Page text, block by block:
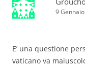
9
E’ una questione
vaticano va